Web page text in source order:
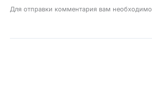
Для отправки комментария вам необходимо